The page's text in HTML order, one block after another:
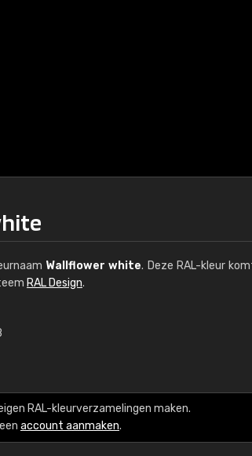
Wallflower white. Deze RAL-kleur
RAL Design.
RAL-kleurverzamelingen maken.
account aanmaken.
RAL K7 op